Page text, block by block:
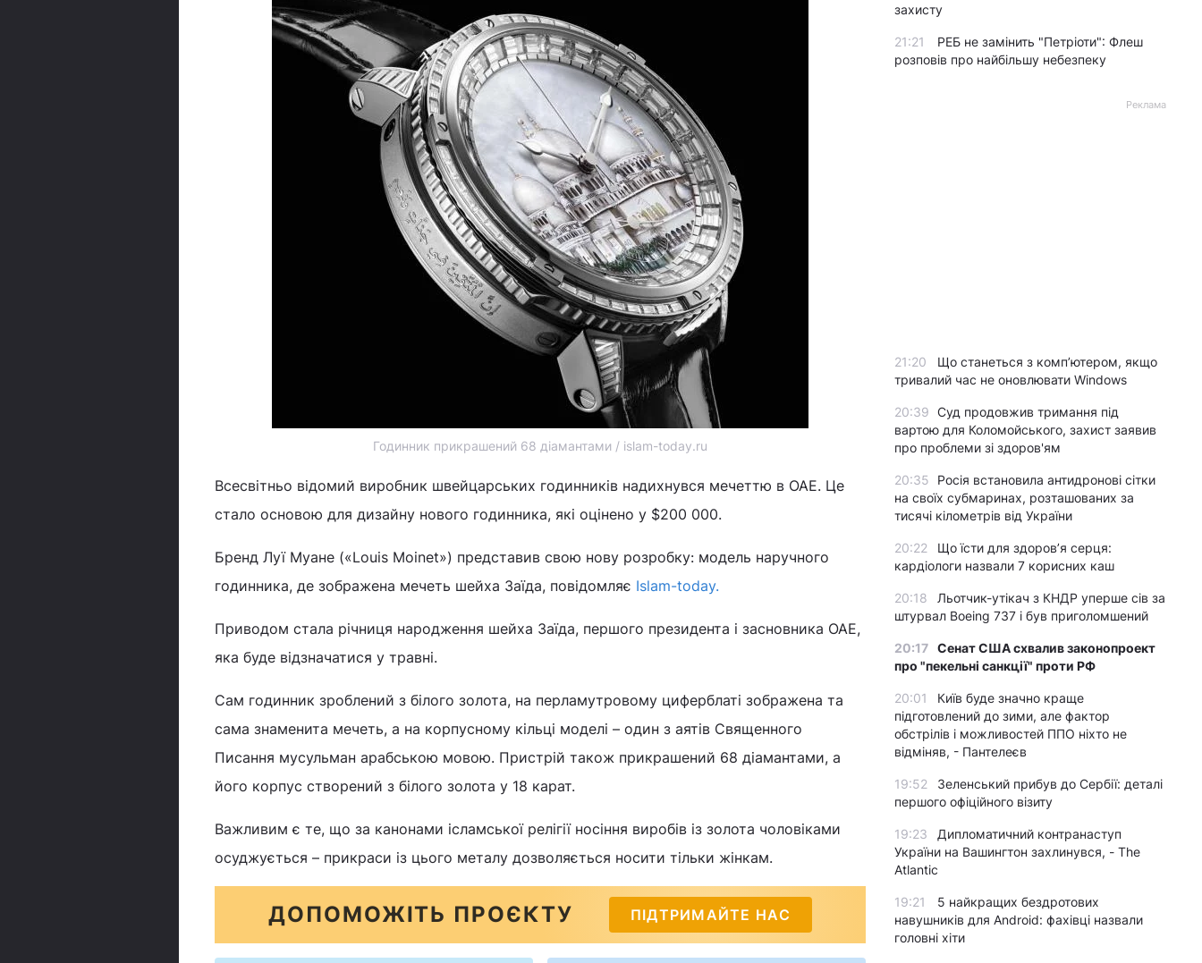
Годинник прикрашений 68 діамантами / islam-today.ru
Всесвітньо відомий виробник швейцарських годинників надихнувся мечеттю в ОАЕ. Це
стало основою для дизайну нового годинника, які оцінено у $200 000.
Бренд Луї Муане («Louis Moinet») представив свою нову розробку: модель наручного
годинника, де зображена мечеть шейха Заїда, повідомляє Islam-today.
Приводом стала річниця народження шейха Заїда, першого президента і засновника ОАЕ,
яка буде відзначатися у травні.
Сам годинник зроблений з білого золота, на перламутровому циферблаті зображена та
сама знаменита мечеть, а на корпусному кільці моделі – один з аятів Священного
Писання мусульман арабською мовою. Пристрій також прикрашений 68 діамантами, а
його корпус створений з білого золота у 18 карат.
Важливим є те, що за канонами ісламської релігії носіння виробів із золота чоловіками
осуджується – прикраси із цього металу дозволяється носити тільки жінкам.
ДОПОМОЖІТЬ ПРОЄКТУ ПІДТРИМАЙТЕ НАС
захисту
21:21
РЕБ не замінить "Петріоти": Флеш
розповів про найбільшу небезпеку
Реклама
21:20
Що станеться з комп’ютером, якщо
тривалий час не оновлювати Windows
20:39 Суд продовжив тримання під
вартою для Коломойського, захист заявив
про проблеми зі здоров'ям
20:35
Росія встановила антидронові сітки
на своїх субмаринах, розташованих за
тисячі кілометрів від України
20:22
Що їсти для здоров’я серця:
кардіологи назвали 7 корисних каш
20:18
Льотчик-утікач з КНДР уперше сів за
штурвал Boeing 737 і був приголомшений
20:17 Сенат США схвалив законопроект
про "пекельні санкції" проти РФ
20:01
Київ буде значно краще
підготовлений до зими, але фактор
обстрілів і можливостей ППО ніхто не
відміняв, - Пантелеєв
19:52
Зеленський прибув до Сербії: деталі
першого офіційного візиту
19:23
Дипломатичний контранаступ
України на Вашингтон захлинувся, - The
Atlantic
19:21
5 найкращих бездротових
навушників для Android: фахівці назвали
головні хіти